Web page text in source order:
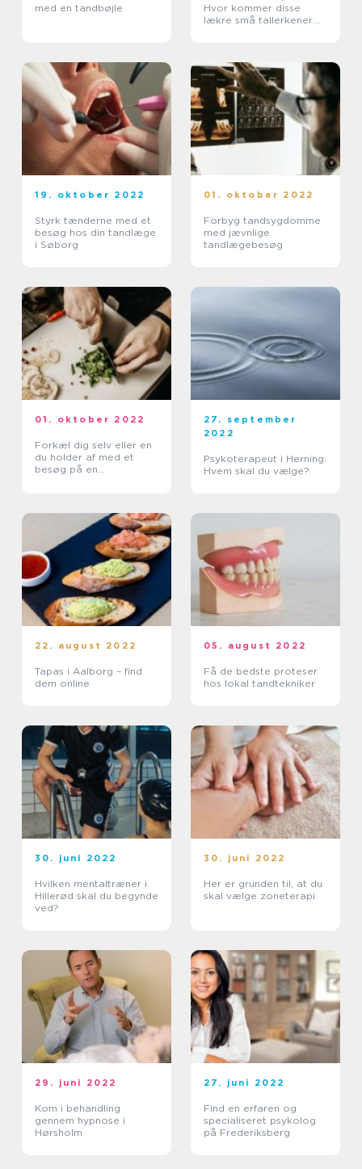
med en tandbøjle
Hvor kommer disse
lækre små tallerkener
19. oktober 2022
Styrk tænderne med et
besøg hos din tandlæge
i Søborg
01. oktober 2022
Forbyg tandsygdomme
med jævnlige
tandlægebesøg
01. oktober 2022
Forkæl dig selv eller en
du holder af med et
besøg på en
27. september
2022
Psykoterapeut i Herning:
Hvem skal du vælge?
22. august 2022
Tapas i Aalborg – find
dem online
05. august 2022
Få de bedste proteser
hos lokal tandtekniker
30. juni 2022
Hvilken mentaltræner i
Hillerød skal du begynde
ved?
30. juni 2022
Her er grunden til, at du
skal vælge zoneterapi
29. juni 2022
Kom i behandling
gennem hypnose i
Hørsholm
27. juni 2022
Find en erfaren og
specialiseret psykolog
på Frederiksberg